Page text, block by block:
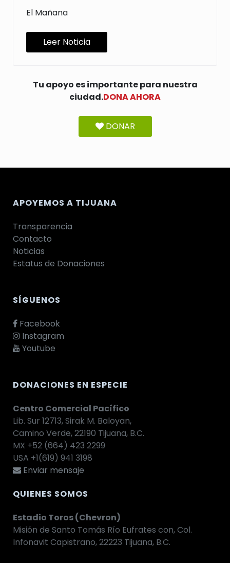
El Mañana
Leer Noticia
Tu apoyo es importante para nuestra
ciudad.DONA AHORA
DONAR
APOYEMOS A TIJUANA
Transparencia
Contacto
Noticias
Estatus de Donaciones
SÍGUENOS
Facebook
Instagram
Youtube
DONACIONES EN ESPECIE
Centro Comercial Pacífico
Lib. Sur 12713, Sirak M. Baloyan,
Camino Verde, 22190 Tijuana, B.C.
MX +52 (664) 423 2299
USA +1(619) 941 3198
Enviar mensaje
QUIENES SOMOS
Estadio Toros (Chevron)
Misión de Santo Tomás Río Eufrates con, Col.
Infonavit Capistrano, 22223 Tijuana, B.C.